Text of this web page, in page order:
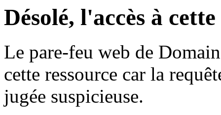
Désolé, l'accès à
Le pare-feu web de
cette ressource car la
jugée suspicieuse.